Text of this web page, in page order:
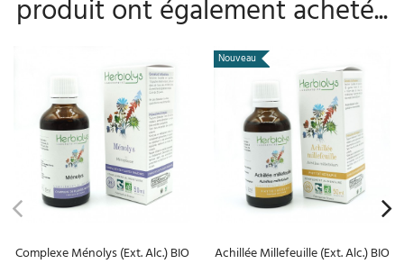
produit ont également acheté...
Complexe Ménolys (Ext. Alc.) BIO
Nouveau
Achillée Millefeuille (Ext. Alc.) BIO